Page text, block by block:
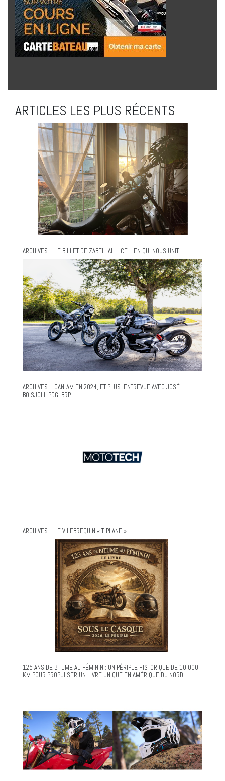
ARTICLES LES PLUS RÉCENTS
ARCHIVES – LE BILLET DE ZABEL. AH… CE LIEN QUI NOUS UNIT !
ARCHIVES – CAN-AM EN 2024, ET PLUS. ENTREVUE AVEC JOSÉ
BOISJOLI, PDG, BRP.
ARCHIVES – LE VILEBREQUIN « T-PLANE »
125 ANS DE BITUME AU FÉMININ : UN PÉRIPLE HISTORIQUE DE 10 000
KM POUR PROPULSER UN LIVRE UNIQUE EN AMÉRIQUE DU NORD